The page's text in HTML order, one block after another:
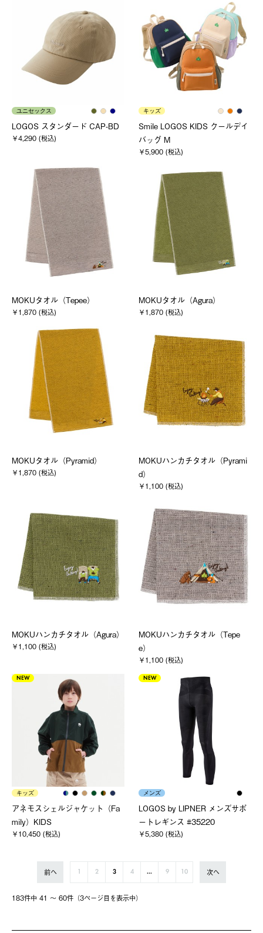
ユニセックス
LOGOS スタンダード CAP-BD
￥4,290 (税込)
キッズ
Smile LOGOS KIDS クールデイ
バッグ M
￥5,900 (税込)
MOKUタオル（Tepee）
￥1,870 (税込)
MOKUタオル（Agura）
￥1,870 (税込)
MOKUタオル（Pyramid）
￥1,870 (税込)
MOKUハンカチタオル（Pyrami
d）
￥1,100 (税込)
MOKUハンカチタオル（Agura）
￥1,100 (税込)
MOKUハンカチタオル（Tepe
e）
￥1,100 (税込)
NEW
キッズ
アネモスシェルジャケット（Fa
mily）KIDS
￥10,450 (税込)
NEW
メンズ
LOGOS by LIPNER メンズサポ
ートレギンス #35220
￥5,380 (税込)
183件中 41 〜 60件（3ページ⽬を表⽰中）
前へ 2 3 4 ... 9 10 次へ